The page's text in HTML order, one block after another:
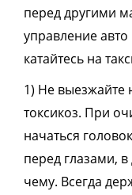
перед другими
управление
катайтесь на
1) Не выезжайте
токсикоз. При
начаться
перед глазами,
чему. Всегда